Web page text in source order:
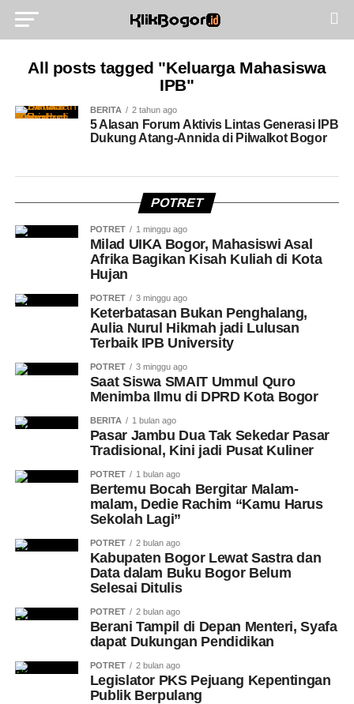
All posts tagged "Keluarga Mahasiswa
IPB"
BERITA 2 tahun ago
5 Alasan Forum Aktivis Lintas Generasi IPB
Dukung Atang-Annida di Pilwalkot Bogor
POTRET
POTRET 1 minggu ago
Milad UIKA Bogor, Mahasiswi Asal
Afrika Bagikan Kisah Kuliah di Kota
Hujan
POTRET 3 minggu ago
Keterbatasan Bukan Penghalang,
Aulia Nurul Hikmah jadi Lulusan
Terbaik IPB University
POTRET 3 minggu ago
Saat Siswa SMAIT Ummul Quro
Menimba Ilmu di DPRD Kota Bogor
BERITA 1 bulan ago
Pasar Jambu Dua Tak Sekedar Pasar
Tradisional, Kini jadi Pusat Kuliner
POTRET 1 bulan ago
Bertemu Bocah Bergitar Malam-
malam, Dedie Rachim “Kamu Harus
Sekolah Lagi”
POTRET 2 bulan ago
Kabupaten Bogor Lewat Sastra dan
Data dalam Buku Bogor Belum
Selesai Ditulis
POTRET 2 bulan ago
Berani Tampil di Depan Menteri, Syafa
dapat Dukungan Pendidikan
POTRET 2 bulan ago
Legislator PKS Pejuang Kepentingan
Publik Berpulang